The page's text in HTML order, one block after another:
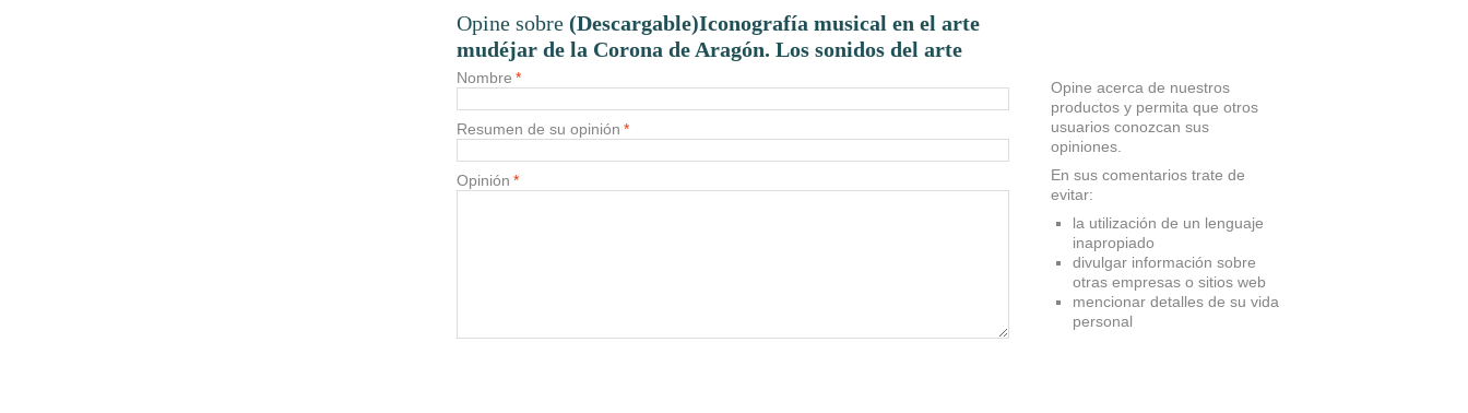
Opine sobre (Descargable)Iconografía musical en el arte
mudéjar de la Corona de Aragón. Los sonidos del arte
*
Nombre
*
Resumen de su opinión
*
Opinión
Opine acerca de nuestros
productos y permita que otros
usuarios conozcan sus
opiniones.
En sus comentarios trate de
evitar:
la utilización de un lenguaje
inapropiado
divulgar información sobre
otras empresas o sitios web
mencionar detalles de su vida
personal